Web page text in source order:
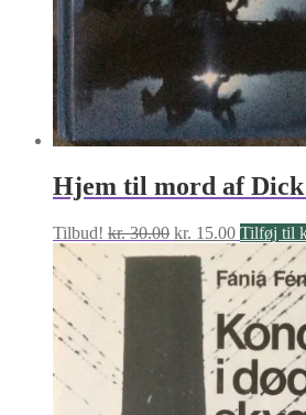
Hjem til mord af
Tilbud! kr.30.00 Den
oprindelige
kr. 30.00.
kr. 15.00Den
aktuelle
pris
er:
kr. 15.00.
Tilføj til